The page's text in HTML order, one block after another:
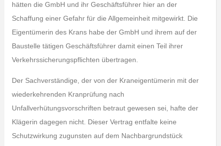
hätten die GmbH und ihr Geschäftsführer hier an der
Schaffung einer Gefahr für die Allgemeinheit mitgewirkt. Die
Eigentümerin des Krans habe der GmbH und ihrem auf der
Baustelle tätigen Geschäftsführer damit einen Teil ihrer
Verkehrssicherungspflichten übertragen.
Der Sachverständige, der von der Kraneigentümerin mit der
wiederkehrenden Kranprüfung nach
Unfallverhütungsvorschriften betraut gewesen sei, hafte der
Klägerin dagegen nicht. Dieser Vertrag entfalte keine
Schutzwirkung zugunsten auf dem Nachbargrundstück